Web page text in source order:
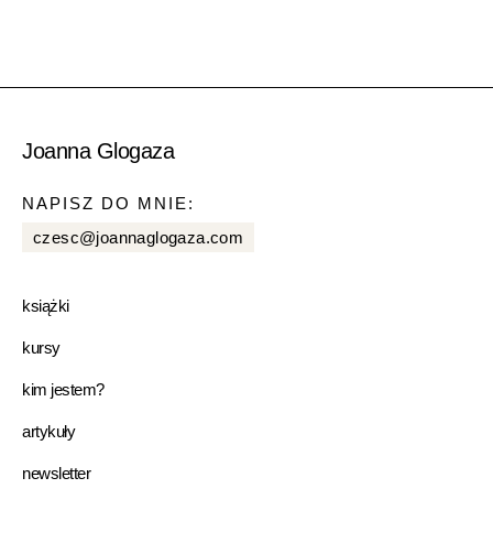
Joanna Glogaza
NAPISZ DO MNIE:
czesc@joannaglogaza.com
książki
kursy
kim jestem?
artykuły
newsletter